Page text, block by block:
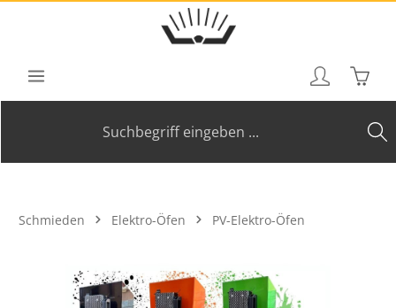
Zum Hauptinhalt springen
Schmieden Elektro-Öfen PV-Elektro-Öfen
Bildergalerie überspringen